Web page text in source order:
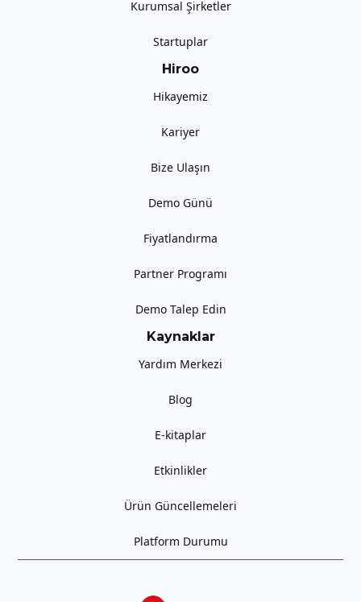
Kurumsal Şirketler
Startuplar
Hiroo
Hikayemiz
Kariyer
Bize Ulaşın
Demo Günü
Fiyatlandırma
Partner Programı
Demo Talep Edin
Kaynaklar
Yardım Merkezi
Blog
E-kitaplar
Etkinlikler
Ürün Güncellemeleri
Platform Durumu